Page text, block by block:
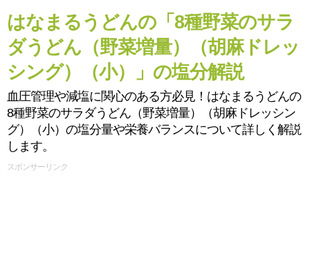
はなまるうどんの「8種野菜のサラ
ダうどん（野菜増量）（胡麻ドレッ
シング）（小）」の塩分解説
血圧管理や減塩に関心のある方必見！はなまるうどんの
8種野菜のサラダうどん（野菜増量）（胡麻ドレッシン
グ）（小）の塩分量や栄養バランスについて詳しく解説
します。
スポンサーリンク